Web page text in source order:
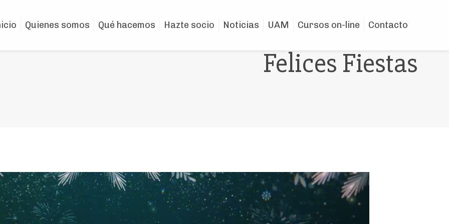
Quienes somos Qué hacemos Hazte socio Noticias UAM Cursos on-line Contacto
Felices Fiestas